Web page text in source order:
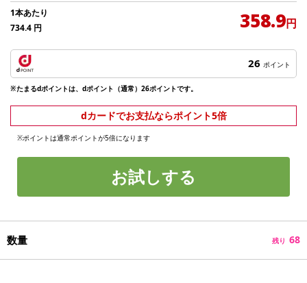
1本あたり
734.4 円 358.9円
26 ポイント
※たまるdポイントは、dポイント（通常）26ポイントです。
dカードでお支払ならポイント5倍
※ポイントは通常ポイントが5倍になります
お試しする
数量 残り 68